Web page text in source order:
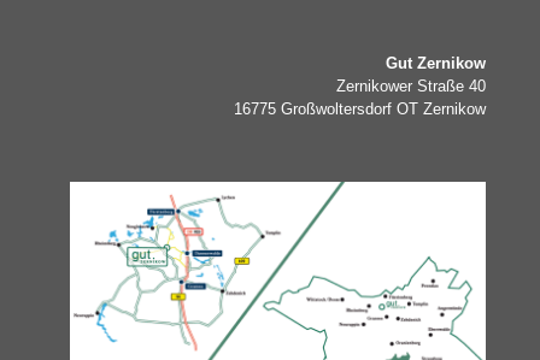
Gut Zernikow
Zernikower Straße 40
16775 Großwoltersdorf OT Zernikow